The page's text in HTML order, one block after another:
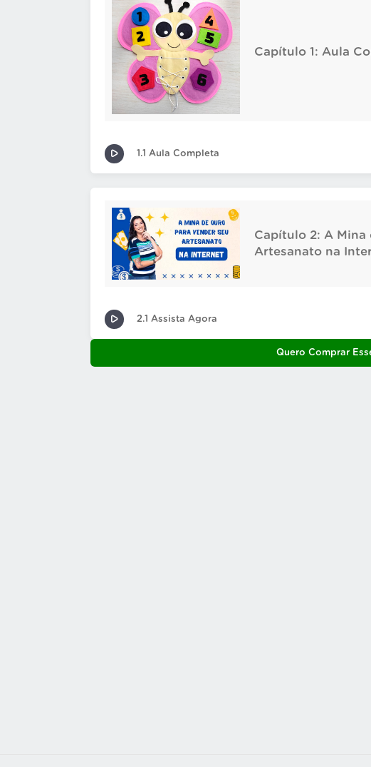
Capítulo 1: Aula
1.1 Aula Completa
Capítulo 2: A Mina
Artesanato na
2.1 Assista Agora
Quero Comprar